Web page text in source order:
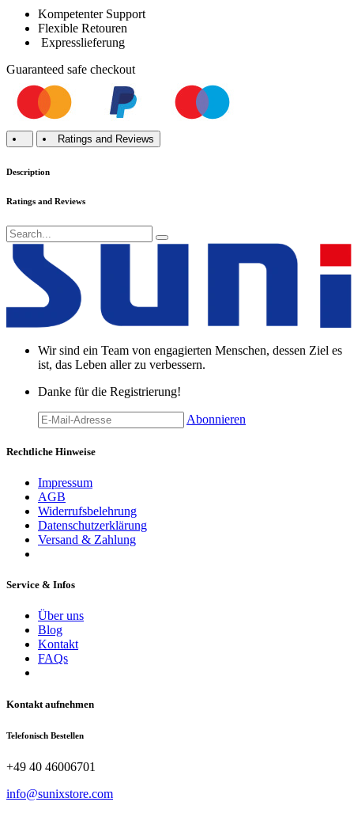
Kompetenter Support
Flexible Retouren
Expresslieferung
Guaranteed safe checkout
Ratings and Reviews
Description
Ratings and Reviews
Wir sind ein Team von engagierten Menschen, dessen Ziel es
ist, das Leben aller zu verbessern.
Danke für die Registrierung!
Abonnieren
Rechtliche Hinweise
Impressum
AGB
Widerrufsbelehrung
Datenschutzerklärung
Versand & Zahlung
Service & Infos
Über uns
Blog
Kontakt
FAQs
Kontakt aufnehmen
Telefonisch Bestellen
+49 40 46006701
info@sunixstore.com